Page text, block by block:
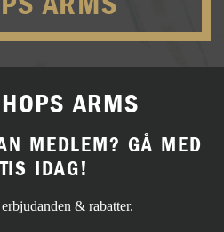
ARMS
MEDLEM? GÅ MED
IDAG!
& rabatter.